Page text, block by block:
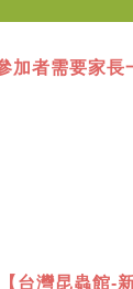
加者需要家
台灣昆蟲館-